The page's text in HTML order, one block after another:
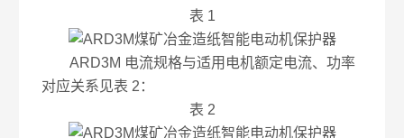
表 1
ARD3M 电流规格与适用电机额定电流、功率
对应关系见表 2：
表 2